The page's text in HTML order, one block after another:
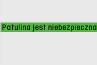
Patulina jest niebezpieczna